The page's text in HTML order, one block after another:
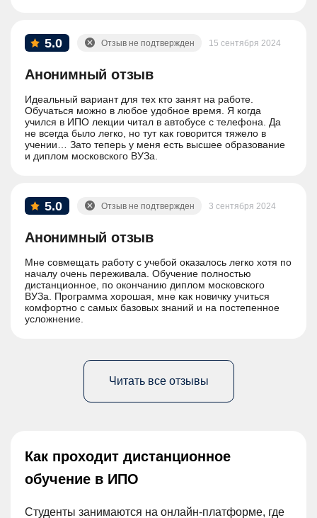
5.0
Анонимный отзыв
15 сентября 2024
Отзыв не подтвержден
Идеальный вариант для тех кто занят на работе.
Обучаться можно в любое удобное время. Я когда
учился в ИПО лекции читал в автобусе с телефона. Да
не всегда было легко, но тут как говорится тяжело в
учении… Зато теперь у меня есть высшее образование
и диплом московского ВУЗа.
5.0
Анонимный отзыв
3 сентября 2024
Отзыв не подтвержден
Мне совмещать работу с учебой оказалось легко хотя по
началу очень переживала. Обучение полностью
дистанционное, по окончанию диплом московского
ВУЗа. Программа хорошая, мне как новичку учиться
комфортно с самых базовых знаний и на постепенное
усложнение.
Читать все отзывы
Как проходит дистанционное
обучение в ИПО
Студенты занимаются на онлайн-платформе, где